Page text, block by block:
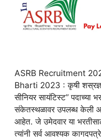
ASRB Recruitment
Bharti 2023 : कृषी शस्रज्ञ
सीनियर सायंटिस्ट” पदाच्या
संकेतस्थळावर उपलब्ध केली
आहेत. जे उमेदवार या
त्यांनी सर्व आवश्यक